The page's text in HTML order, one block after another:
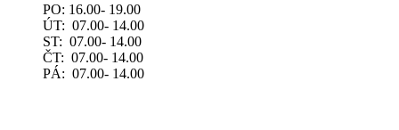
PO: 16.00- 19.00
ÚT: 07.00- 14.00
ST: 07.00- 14.00
ČT: 07.00- 14.00
PÁ: 07.00- 14.00